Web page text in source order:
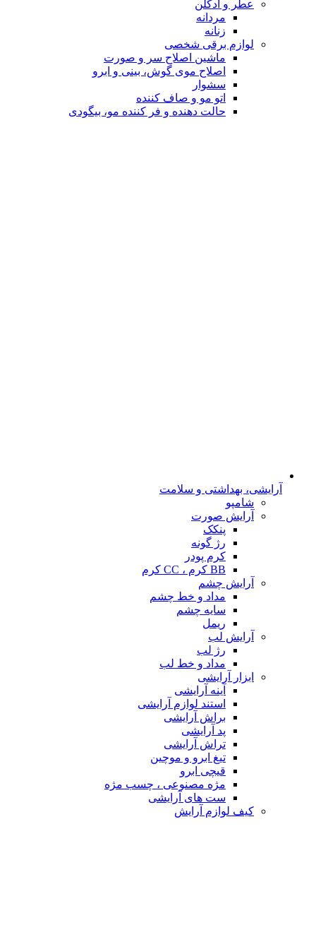
عطر و ادکلن
مردانه
زنانه
لوازم برقی شخصی
ماشین اصلاح سر و صورت
اصلاح موی گوش، بینی و ابرو
سشوار
اتو مو و صاف کننده
حالت دهنده و فر کننده مو، بیگودی
آرایشی، بهداشتی و سلامت
شامپو
آرایش صورت
پنکک
رژ گونه
کرم پودر
BB کرم ، CC کرم
آرایش چشم
مداد و خط چشم
سایه چشم
ریمل
آرایش لب
رژ لب
مداد و خط لب
ابزار آرایشی
آینه آرایشی
استند لوازم آرایشی
براش آرایشی
پد آرایشی
تراش آرایشی
تیغ ابرو و موچین
قیچی ابرو
مژه مصنوعی ، چسب مژه
ست های آرایشی
کیف لوازم آرایش